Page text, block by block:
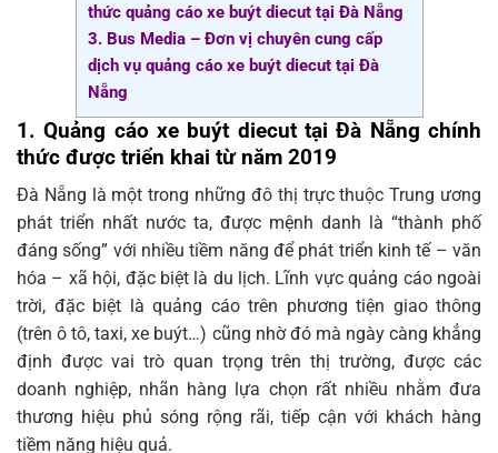
thức quảng cáo xe buýt diecut tại Đà Nẵng
3. Bus Media – Đơn vị chuyên cung cấp
dịch vụ quảng cáo xe buýt diecut tại Đà
Nẵng
1. Quảng cáo xe buýt diecut tại Đà Nẵng chính
thức được triển khai từ năm 2019
Đà Nẵng là một trong những đô thị trực thuộc Trung ương
phát triển nhất nước ta, được mệnh danh là “thành phố
đáng sống” với nhiều tiềm năng để phát triển kinh tế – văn
hóa – xã hội, đặc biệt là du lịch. Lĩnh vực quảng cáo ngoài
trời, đặc biệt là quảng cáo trên phương tiện giao thông
(trên ô tô, taxi, xe buýt…) cũng nhờ đó mà ngày càng khẳng
định được vai trò quan trọng trên thị trường, được các
doanh nghiệp, nhãn hàng lựa chọn rất nhiều nhằm đưa
thương hiệu phủ sóng rộng rãi, tiếp cận với khách hàng
tiềm năng hiệu quả.